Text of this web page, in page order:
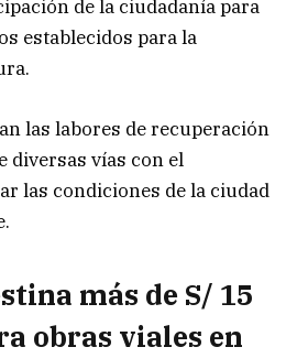
de la ciudadanía para
establecidos para la
las labores de recuperación
diversas vías con el
las condiciones de la ciudad
más de S/ 15
obras viales en